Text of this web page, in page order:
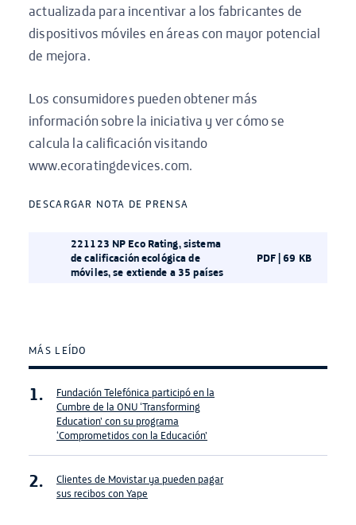
actualizada para incentivar a los fabricantes de
dispositivos móviles en áreas con mayor potencial
de mejora.
Los consumidores pueden obtener más
información sobre la iniciativa y ver cómo se
calcula la calificación visitando
www.ecoratingdevices.com.
DESCARGAR NOTA DE PRENSA
221123 NP Eco Rating, sistema
de calificación ecológica de
móviles, se extiende a 35 países
PDF | 69 KB
MÁS LEÍDO
Fundación Telefónica participó en la
Cumbre de la ONU ‘Transforming
Education’ con su programa
‘Comprometidos con la Educación’
Clientes de Movistar ya pueden pagar
sus recibos con Yape